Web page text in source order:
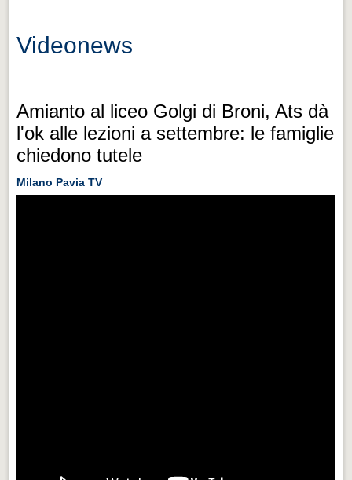
Videonews
Amianto al liceo Golgi di Broni, Ats dà
l'ok alle lezioni a settembre: le famiglie
chiedono tutele
Milano Pavia TV